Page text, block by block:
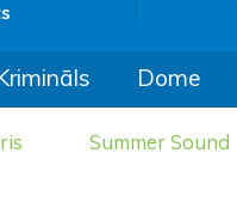
Dome
Summer Sound